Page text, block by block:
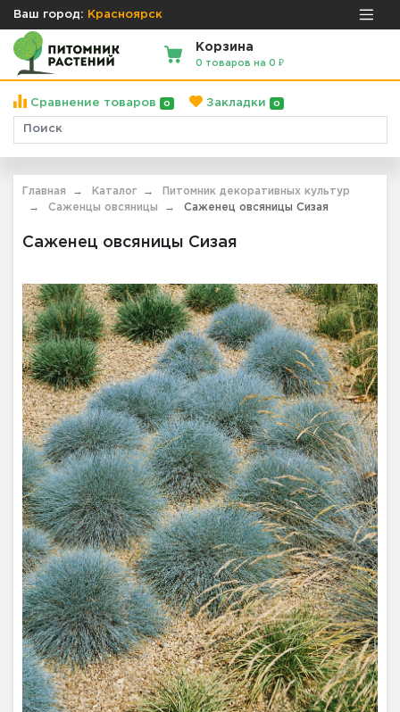
Ваш город: Красноярск
Корзина
0 товаров на 0 ₽
Сравнение товаров 0 Закладки 0
Главная Каталог
Питомник декоративных культур
Саженцы овсяницы
Саженец овсяницы Сизая
Саженец овсяницы Сизая